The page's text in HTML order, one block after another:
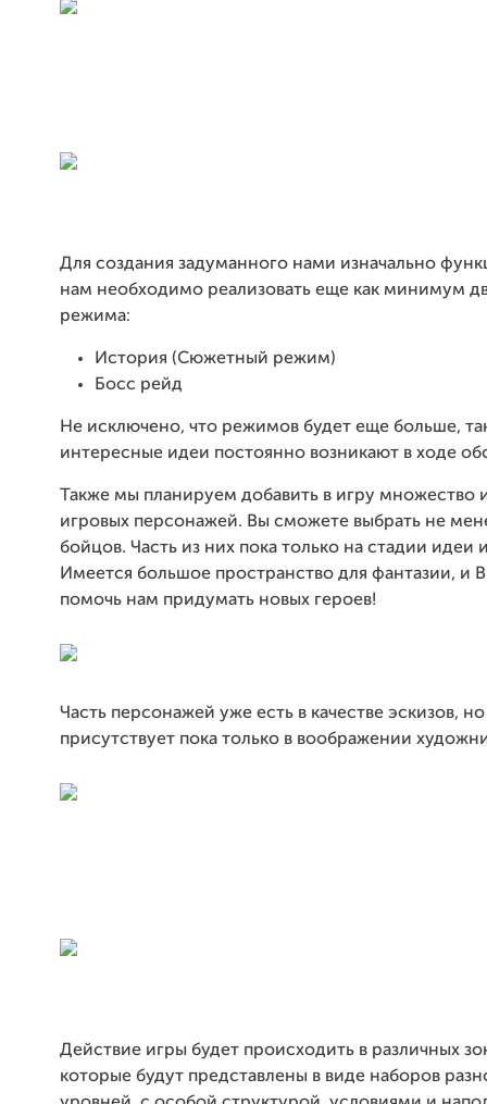
Для создания задуманного нами изначально
нам необходимо реализовать еще как минимум
режима:
История (Сюжетный режим)
Босс рейд
Не исключено, что режимов будет еще больше,
интересные идеи постоянно возникают в ходе
Также мы планируем добавить в игру множество
игровых персонажей. Вы сможете выбрать не
бойцов. Часть из них пока только на стадии идеи
Имеется большое пространство для фантазии, и
помочь нам придумать новых героев!
Часть персонажей уже есть в качестве эскизов,
присутствует пока только в воображении
Действие игры будет происходить в различных
которые будут представлены в виде наборов